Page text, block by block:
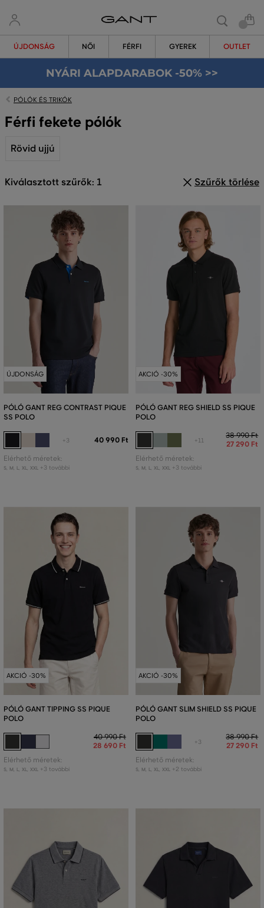
ÚJDONSÁG NŐI FÉRFI GYEREK OUTLET
NYÁRI ALAPDARABOK -50% >>
PÓLÓK ÉS TRIKÓK
Férfi fekete pólók
Rövid ujjú
Kiválasztott szűrők: 1 Szűrők törlése
ÚJDONSÁG
PÓLÓ GANT REG CONTRAST PIQUE
SS POLO
+3 40 990 Ft
Elérhető méretek:
S, M L XL XXL +3 további
AKCIÓ -30%
PÓLÓ GANT REG SHIELD SS PIQUE
POLO
+11
38 990 Ft
27 290 Ft
Elérhető méretek:
S, M L XL XXL +3 további
AKCIÓ -30%
PÓLÓ GANT TIPPING SS PIQUE
POLO
40 990 Ft
28 690 Ft
Elérhető méretek:
S, M L XL XXL +3 további
AKCIÓ -30%
PÓLÓ GANT SLIM SHIELD SS PIQUE
POLO
+3
38 990 Ft
27 290 Ft
Elérhető méretek:
S, M L XL XXL +2 további